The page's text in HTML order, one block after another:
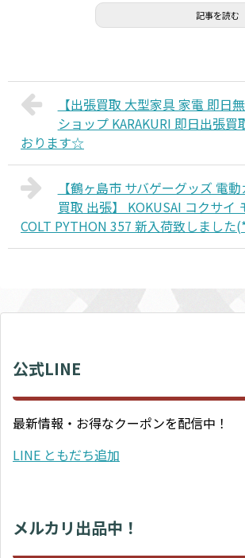
記事を読む
【出張買取 大型家具 家電 即日
ショップ KARAKURI 即日出張買
おります☆
【鶴ヶ島市 サバゲーグッズ 電
買取 出張】 KOKUSAI コクサイ
COLT PYTHON 357 新入荷致しまし
公式LINE
最新情報・お得なクーポンを配信中！
LINE ともだち追加
メルカリ出品中！